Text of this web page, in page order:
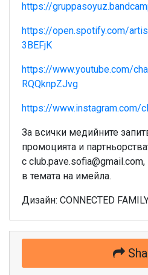
https://
https://open.spotify.com/
3BEFjK
https://www.youtube.com/
RQQknpZJvg
https://www.instagram.com/
За всички медийните
промоцията и
с club.pave.sofia@gmail.com,
в темата на имейла.
Дизайн: CONNECTED